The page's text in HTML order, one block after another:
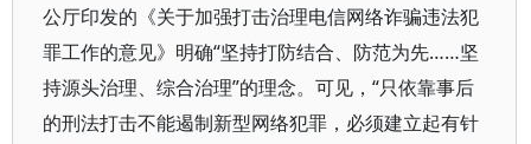
公厅印发的《关于加强打击治理电信网络诈骗违法犯
罪工作的意见》明确“坚持打防结合、防范为先……坚
持源头治理、综合治理”的理念。可见，“只依靠事后
的刑法打击不能遏制新型网络犯罪，必须建立起有针